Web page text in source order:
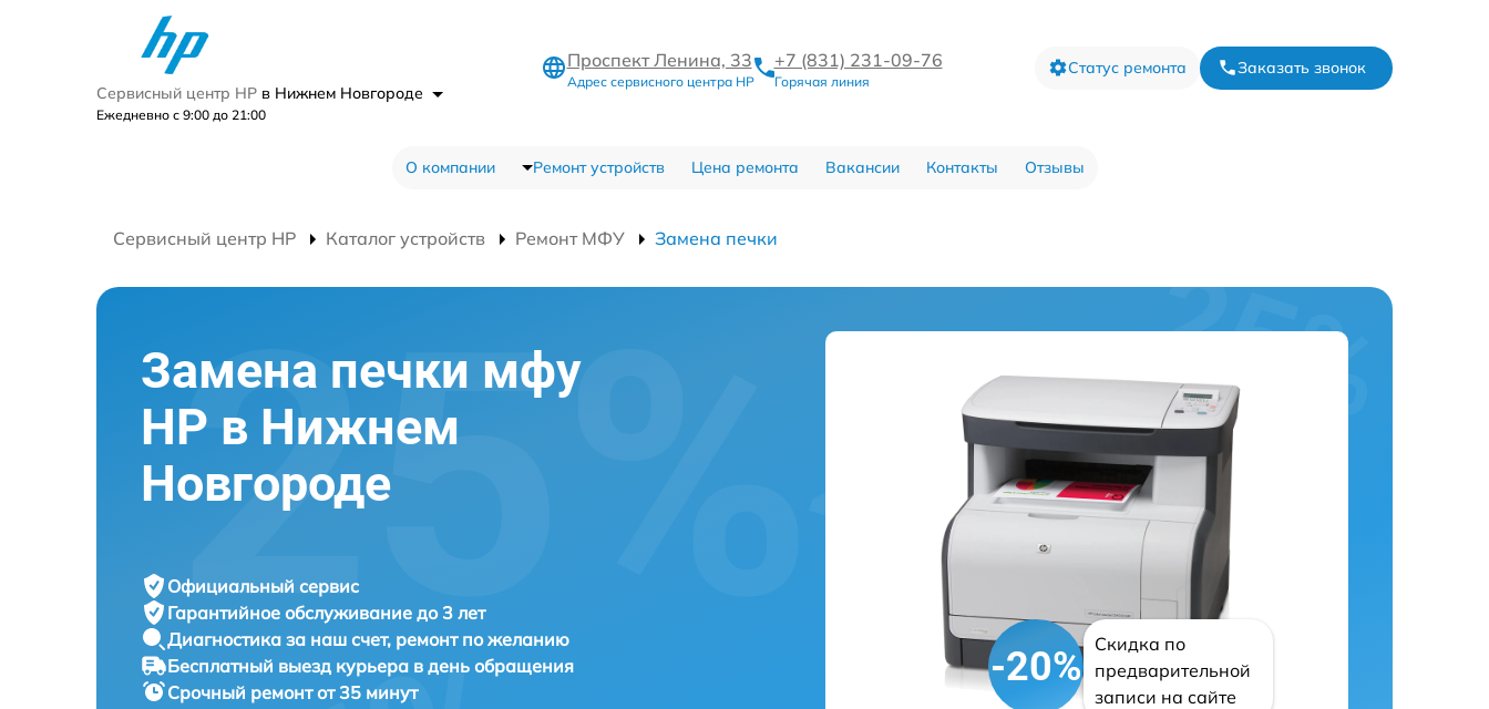
Сервисный центр HP в Нижнем Новгороде
Ежедневно с 9:00 до 21:00
Проспект Ленина, 33
Адрес сервисного центра HP
+7 (831) 231-09-76
Горячая линия
Статус ремонта Заказать звонок
О компании Ремонт устройств Цена ремонта Вакансии Контакты Отзывы
Сервисный центр HP Каталог устройств Ремонт МФУ Замена печки
Замена печки мфу
HP в Нижнем
Новгороде
Официальный сервис
Гарантийное обслуживание до 3 лет
Диагностика за наш счет, ремонт по желанию
Бесплатный выезд курьера в день обращения
Срочный ремонтот 35 минут
-20%
Скидка по
предварительной
записи на сайте